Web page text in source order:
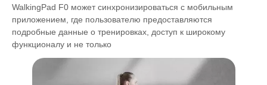
WalkingPad F0 может синхронизироваться с мобильным
приложением, где пользователю предоставляются
подробные данные о тренировках, доступ к широкому
функционалу и не только